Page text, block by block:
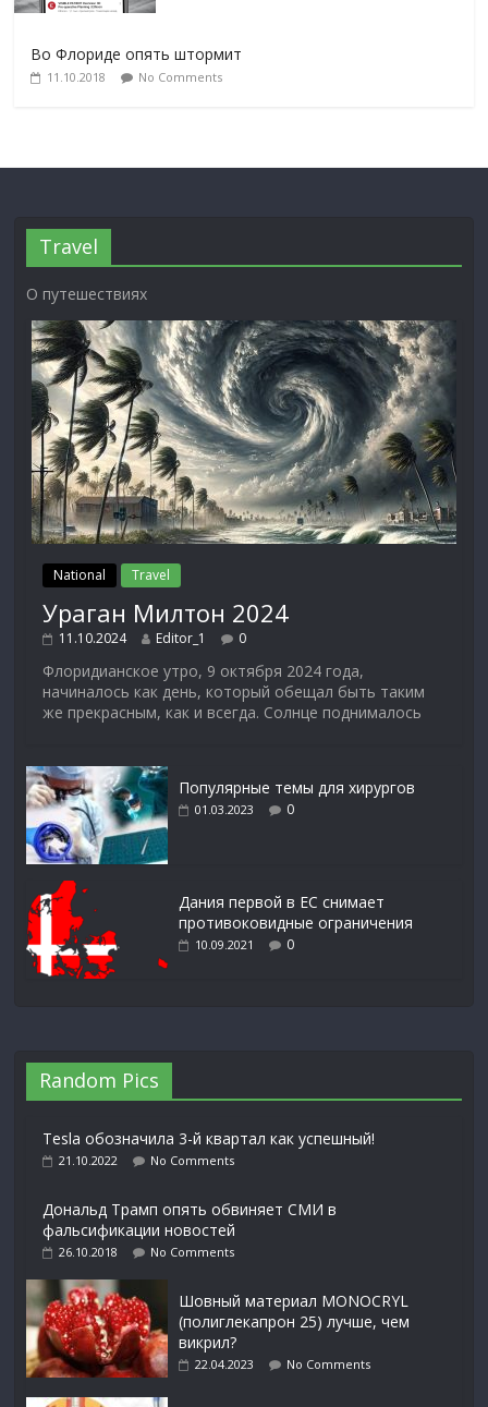
Во Флориде опять штормит
11.10.2018 No Comments
Travel
О путешествиях
National Travel
Ураган Милтон 2024
11.10.2024 Editor_1 0
Флоридианское утро, 9 октября 2024 года,
начиналось как день, который обещал быть таким
же прекрасным, как и всегда. Солнце поднималось
Популярные темы для хирургов
01.03.2023 0
Дания первой в ЕС снимает
противоковидные ограничения
10.09.2021 0
Random Pics
Tesla обозначила 3-й квартал как успешный!
21.10.2022 No Comments
Дональд Трамп опять обвиняет СМИ в
фальсификации новостей
26.10.2018 No Comments
Шовный материал MONOCRYL
(полиглекапрон 25) лучше, чем
викрил?
22.04.2023 No Comments